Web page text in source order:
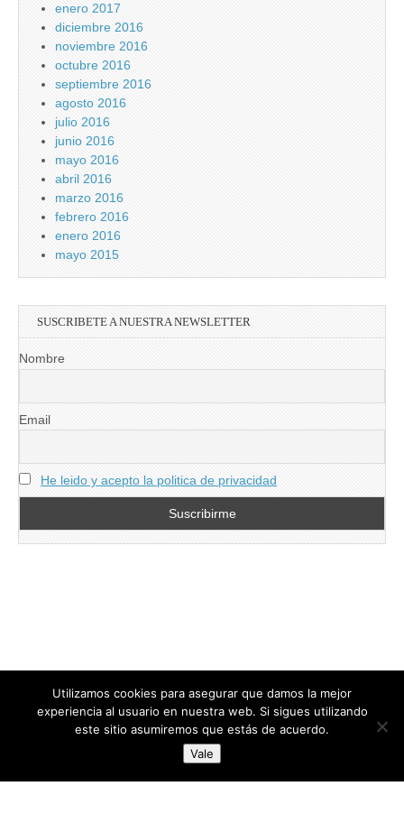
enero 2017
diciembre 2016
noviembre 2016
octubre 2016
septiembre 2016
agosto 2016
julio 2016
junio 2016
mayo 2016
abril 2016
marzo 2016
febrero 2016
enero 2016
mayo 2015
SUSCRIBETE A NUESTRA NEWSLETTER
Nombre
Email
He leido y acepto la politica de privacidad
directoresdeseguridad.es
Diseñado por Centro Andaluz de Estudios y Entrenamiento
Utilizamos cookies para asegurar que damos la mejor
experiencia al usuario en nuestra web. Si sigues utilizando
este sitio asumiremos que estás de acuerdo.
Vale